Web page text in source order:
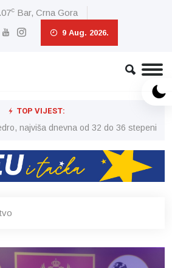
c Bar, Crna Gora
9 Aug. 2026.
TOP VIJEST:
najviša dnevna od 32 do 36 stepeni